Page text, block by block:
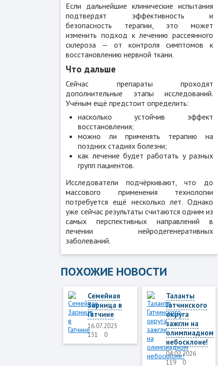
Если дальнейшие клинические испытания
подтвердят эффективность и
безопасность терапии, это может
изменить подход к лечению рассеянного
склероза — от контроля симптомов к
восстановлению нервной ткани.
Что дальше
Сейчас препараты проходят
дополнительные этапы исследований.
Учёным ещё предстоит определить:
насколько устойчив эффект
восстановления;
можно ли применять терапию на
поздних стадиях болезни;
как лечение будет работать у разных
групп пациентов.
Исследователи подчёркивают, что до
массового применения технологии
потребуется ещё несколько лет. Однако
уже сейчас результаты считаются одним из
самых перспективных направлений в
лечении нейродегенеративных
заболеваний.
ПОХОЖИЕ НОВОСТИ
Семейная
Зарница в
Гатчине
16.07.2025
151
0
Таланты
Гатчинского
округа
зажгли на
олимпиадном
небосклоне!
04.02.2026
119
0